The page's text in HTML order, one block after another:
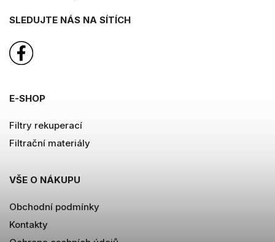
SLEDUJTE NÁS NA SÍTÍCH
E-SHOP
Filtry rekuperací
Filtrační materiály
VŠE O NÁKUPU
Obchodní podmínky
Kontakty